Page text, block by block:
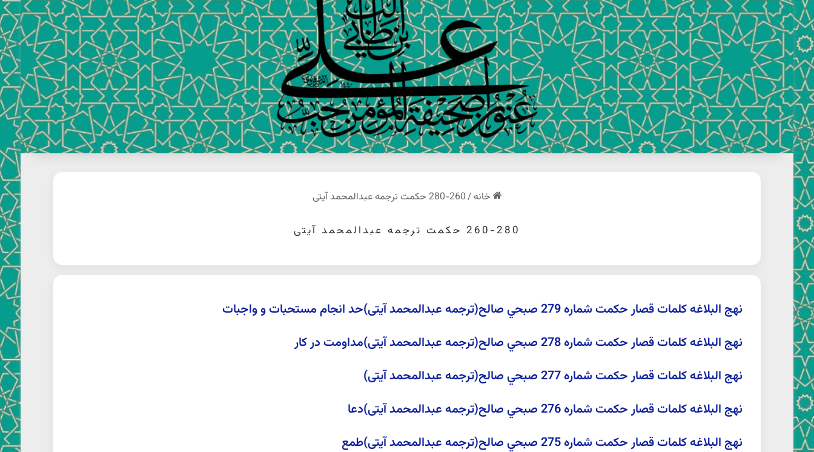
خانه/260-280 حکمت ترجمه عبدالمحمد آیتی
260-280 حکمت ترجمه عبدالمحمد آیتی
نهج البلاغه کلمات قصار حکمت شماره 279 صبحي صالح(ترجمه عبدالمحمد آیتی)حد انجام مستحبات و واجبات
نهج البلاغه کلمات قصار حکمت شماره 278 صبحي صالح(ترجمه عبدالمحمد آیتی)مداومت در کار
نهج البلاغه کلمات قصار حکمت شماره 277 صبحي صالح(ترجمه عبدالمحمد آیتی)
نهج البلاغه کلمات قصار حکمت شماره 276 صبحي صالح(ترجمه عبدالمحمد آیتی)دعا
نهج البلاغه کلمات قصار حکمت شماره 275 صبحي صالح(ترجمه عبدالمحمد آیتی)طمع